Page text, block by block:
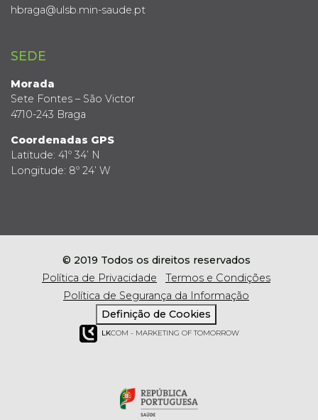
hbraga@ulsb.min-saude.pt
SEDE
Morada
Sete Fontes – São Victor
4710-243 Braga
Coordenadas GPS
Latitude: 41º 34’ N
Longitude: 8º 24’ W
© 2019 Todos os direitos reservados
Política de Privacidade
Termos e Condições
Política de Segurança da Informação
Definição de Cookies
LKCOM - MARKETING OF TOMORROW